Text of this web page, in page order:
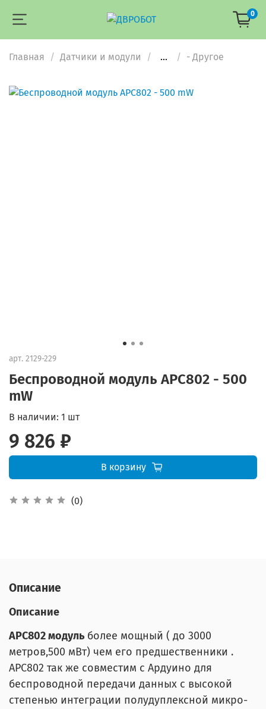
0
Главная Датчики и модули ... - Другое
арт. 2129-229
Беспроводной модуль APC802 - 500
mW
(0)
В наличии: 1 шт
9 826 ₽
В корзину
Описание
Описание
APC802 модуль более мощный ( до 3000
метров,500 мВт) чем его предшественники .
APC802 так же совместим с Ардуино для
беспроводной передачи данных с высокой
степенью интеграции полудуплексной микро-